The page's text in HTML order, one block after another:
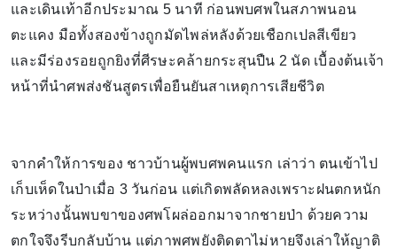
และเดินเท้าอีกประมาณ 5 นาที ก่อนพบศพในสภาพนอน
ตะแคง มือทั้งสองข้างถูกมัดไพล่หลังด้วยเชือกเปลสีเขียว
และมีร่องรอยถูกยิงที่ศีรษะคล้ายกระสุนปืน 2 นัด เบื้องต้นเจ้า
หน้าที่นำศพส่งชันสูตรเพื่อยืนยันสาเหตุการเสียชีวิต
จากคำให้การของ ชาวบ้านผู้พบศพคนแรก เล่าว่า ตนเข้าไป
เก็บเห็ดในป่าเมื่อ 3 วันก่อน แต่เกิดพลัดหลงเพราะฝนตกหนัก
ระหว่างนั้นพบขาของศพโผล่ออกมาจากชายป่า ด้วยความ
ตกใจจึงรีบกลับบ้าน แต่ภาพศพยังติดตาไม่หายจึงเล่าให้ญาติ